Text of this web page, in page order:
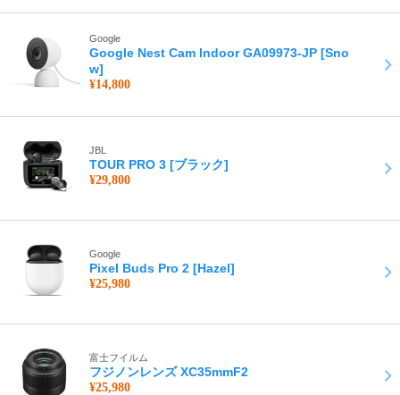
Google
Google Nest Cam Indoor GA09973-JP [Sno
w]
¥14,800
JBL
TOUR PRO 3 [ブラック]
¥29,800
Google
Pixel Buds Pro 2 [Hazel]
¥25,980
富士フイルム
フジノンレンズ XC35mmF2
¥25,980